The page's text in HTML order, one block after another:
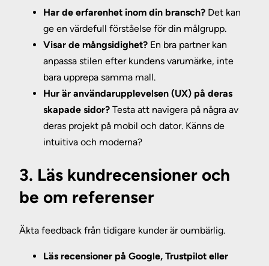
Har de erfarenhet inom din bransch? Det kan
ge en värdefull förståelse för din målgrupp.
Visar de mångsidighet? En bra partner kan
anpassa stilen efter kundens varumärke, inte
bara upprepa samma mall.
Hur är användarupplevelsen (UX) på deras
skapade sidor? Testa att navigera på några av
deras projekt på mobil och dator. Känns de
intuitiva och moderna?
3. Läs kundrecensioner och
be om referenser
Äkta feedback från tidigare kunder är oumbärlig.
Läs recensioner på Google, Trustpilot eller